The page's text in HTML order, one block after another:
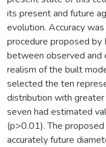
its present and future
evolution. Accuracy
procedure proposed
between observed and
realism of the built
selected the ten
distribution with
seven had estimated
(p>0.01). The
accurately future